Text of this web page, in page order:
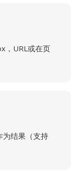
，URL或在页
为结果（支持